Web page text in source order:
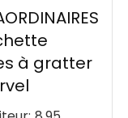
à gratter